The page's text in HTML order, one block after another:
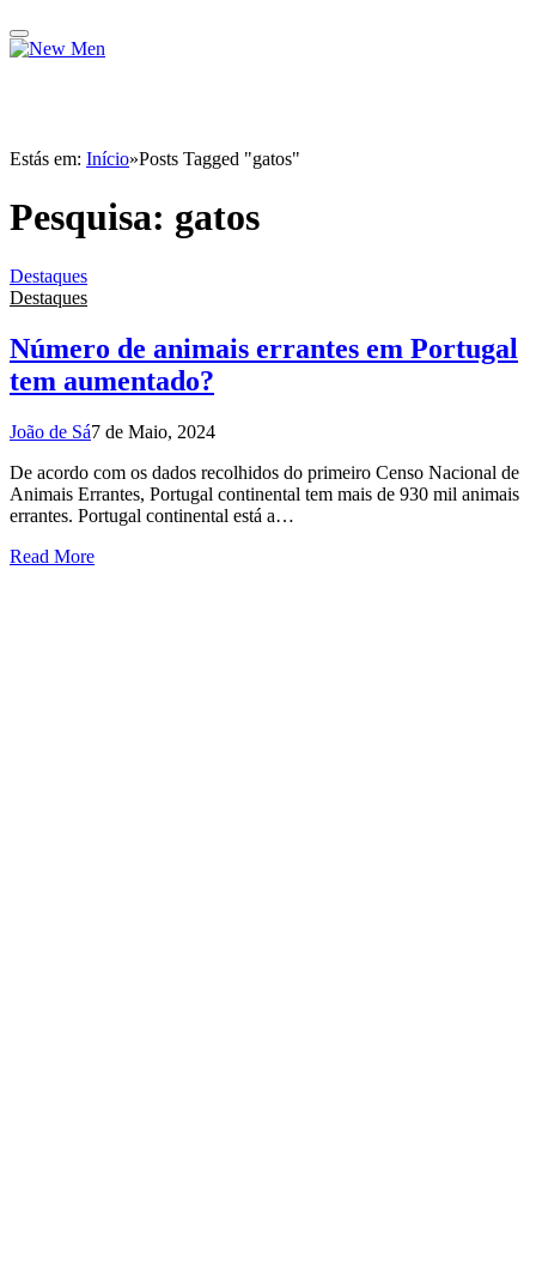
Estás em: Início»Posts Tagged "gatos"
Pesquisa: gatos
Destaques
Destaques
Número de animais errantes em Portugal
tem aumentado?
João de Sá7 de Maio, 2024
De acordo com os dados recolhidos do primeiro Censo Nacional de
Animais Errantes, Portugal continental tem mais de 930 mil animais
errantes. Portugal continental está a…
Read More